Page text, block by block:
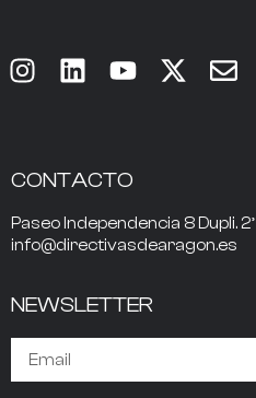
CONTACTO
Paseo Independencia 8 Dupli. 2º
info@directivasdearagon.es
NEWSLETTER